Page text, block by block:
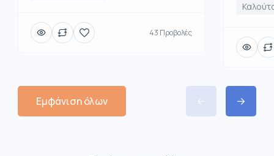
43 Προβολές
Εμφάνιση όλων